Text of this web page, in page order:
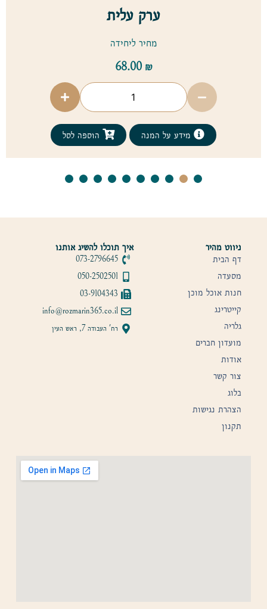
ערק עלית
מחיר ליחידה
68.00 ₪
מידע על המנה הוספה לסל
ניווט מהיר
דף הבית
מסעדה
חנות אוכל מוכן
קייטרינג
גלריה
מועדון חברים
אודות
צור קשר
בלוג
הצהרת נגישות
תקנון
איך תוכלו להשיג אותנו
073-2796645
050-2502501
03-9104343
info@rozmarin365.co.il
רח' העבודה 7, ראש העין